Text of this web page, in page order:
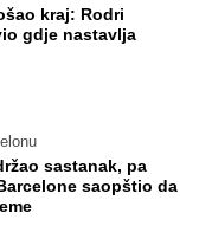
kraj: Rodri
gdje nastavlja
sastanak, pa
saopštio da